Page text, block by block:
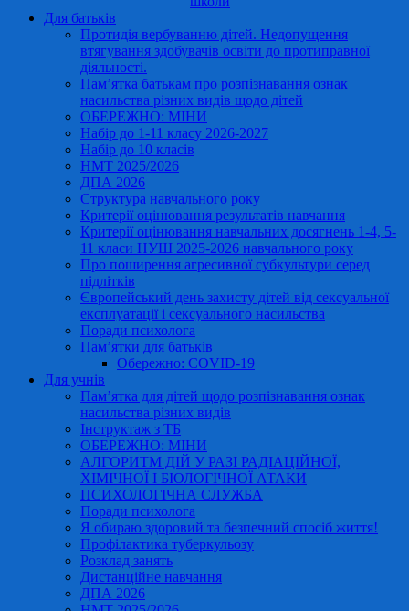
Для батьків
Протидія вербуванню дітей. Недопущення
втягування здобувачів освіти до протиправної
діяльності.
Пам’ятка батькам про розпізнавання ознак
насильства різних видів щодо дітей
ОБЕРЕЖНО: МІНИ
Набір до 1-11 класу 2026-2027
Набір до 10 класів
НМТ 2025/2026
ДПА 2026
Структура навчального року
Критерії оцінювання результатів навчання
Критерії оцінювання навчальних досягнень 1-4, 5-
11 класи НУШ 2025-2026 навчального року
Про поширення агресивної субкультури серед
підлітків
Європейський день захисту дітей від сексуальної
експлуатації і сексуального насильства
Поради психолога
Пам’ятки для батьків
Обережно: COVID-19
Для учнів
Пам’ятка для дітей щодо розпізнавання ознак
насильства різних видів
Інструктаж з ТБ
ОБЕРЕЖНО: МІНИ
АЛГОРИТМ ДІЙ У РАЗІ РАДІАЦІЙНОЇ,
ХІМІЧНОЇ І БІОЛОГІЧНОЇ АТАКИ
ПСИХОЛОГІЧНА СЛУЖБА
Поради психолога
Я обираю здоровий та безпечний спосіб життя!
Профілактика туберкульозу
Розклад занять
Дистанційне навчання
ДПА 2026